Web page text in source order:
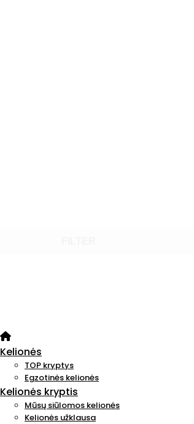
Kelionės
TOP kryptys
Egzotinės kelionės
Kelionės kryptis
Mūsų siūlomos kelionės
Kelionės užklausa